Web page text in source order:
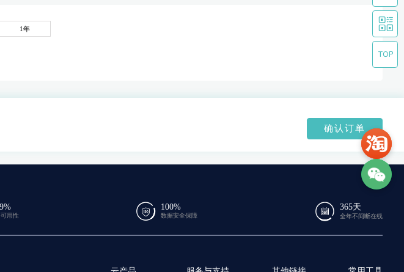
1年
确认订单
用性
100%
数据安全保障
365天
全年不间断在线